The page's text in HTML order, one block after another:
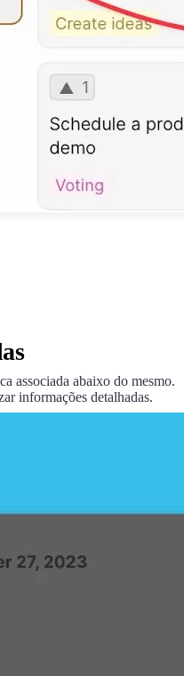
associada abaixo do mesmo.
informações detalhadas.